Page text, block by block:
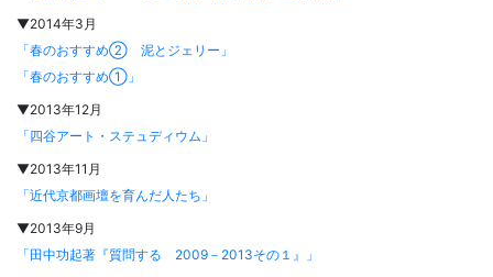
▼2014年3月
「春のおすすめ② 泥とジェリー」
「春のおすすめ①」
▼2013年12月
「四谷アート・ステュディウム」
▼2013年11月
「近代京都画壇を育んだ人たち」
▼2013年9月
「田中功起著『質問する 2009－2013その１』」